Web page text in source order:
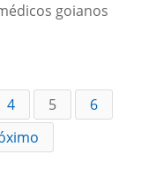
goianos
4 5
6